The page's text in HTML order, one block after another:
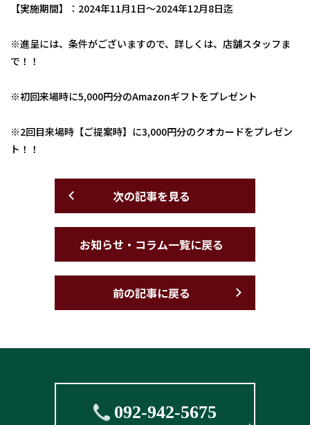
【実施期間】：2024年11月1日～2024年12月8日迄
※進呈には、条件がございますので、詳しくは、店舗スタッフま
で！！
※初回来場時に5,000円分のAmazonギフトをプレゼント
※2回目来場時【ご提案時】に3,000円分のクオカードをプレゼン
ト！！
次の記事を見る
お知らせ・コラム一覧に戻る
前の記事に戻る
092-942-5675